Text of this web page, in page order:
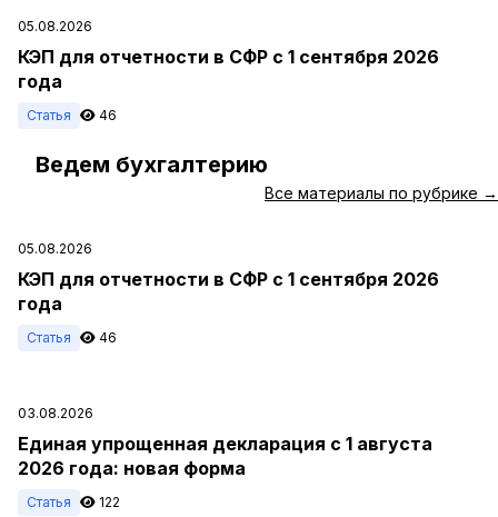
05.08.2026
КЭП для отчетности в СФР с 1 сентября 2026
года
Статья 46
Ведем бухгалтерию
Все материалы по рубрике →
05.08.2026
КЭП для отчетности в СФР с 1 сентября 2026
года
Статья 46
03.08.2026
Единая упрощенная декларация с 1 августа
2026 года: новая форма
Статья 122